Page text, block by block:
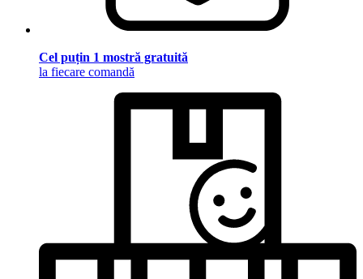
Cel puțin 1 mostră gratuită
la fiecare comandă